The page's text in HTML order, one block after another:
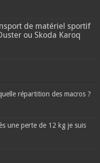
de matériel sportif
ou Skoda Karoq
répartition des macros ?
une perte de 12 kg je suis